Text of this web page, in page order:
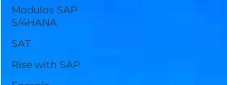
Modulos SAP
S/4HANA
SAT
Rise with SAP